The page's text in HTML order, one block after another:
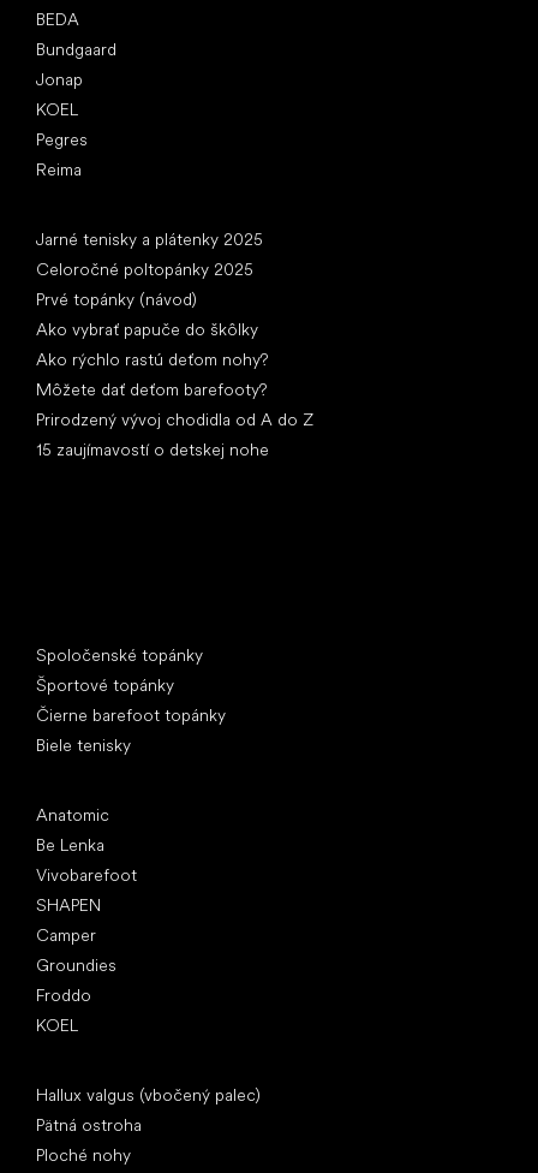
BEDA
Bundgaard
Jonap
KOEL
Pegres
Reima
Jarné tenisky a plátenky 2025
Celoročné poltopánky 2025
Prvé topánky (návod)
Ako vybrať papuče do škôlky
Ako rýchlo rastú deťom nohy?
Môžete dať deťom barefooty?
Prirodzený vývoj chodidla od A do Z
15 zaujímavostí o detskej nohe
Spoločenské topánky
Športové topánky
Čierne barefoot topánky
Biele tenisky
Anatomic
Be Lenka
Vivobarefoot
SHAPEN
Camper
Groundies
Froddo
KOEL
Hallux valgus (vbočený palec)
Pätná ostroha
Ploché nohy